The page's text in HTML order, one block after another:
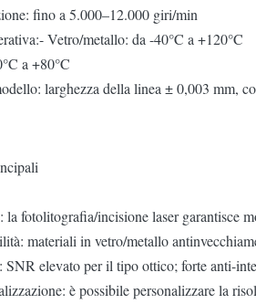
fino a 5.000–12.000 giri/min
Vetro/metallo: da -40°C a +120°C
a +80°C
larghezza della linea ± 0,003 mm,
la fotolitografia/incisione laser garantisce
materiali in vetro/metallo
SNR elevato per il tipo ottico; forte anti-
è possibile personalizzare la